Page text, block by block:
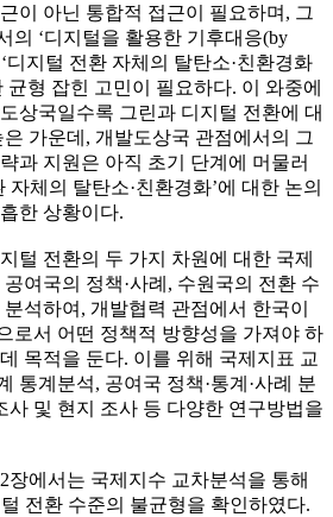
이 아닌 통합적 접근이 필요하며, 그
의 ‘디지털을 활용한 기후대응(by
디지털 전환 자체의 탈탄소·친환경화
균형 잡힌 고민이 필요하다. 이 와중에
상국일수록 그린과 디지털 전환에 대
가운데, 개발도상국 관점에서의 그
과 지원은 아직 초기 단계에 머물러
자체의 탈탄소·친환경화’에 대한 논의
한 상황이다.
털 전환의 두 가지 차원에 대한 국제
여국의 정책·사례, 수원국의 전환 수
석하여, 개발협력 관점에서 한국이
로서 어떤 정책적 방향성을 가져야 하
목적을 둔다. 이를 위해 국제지표 교
통계분석, 공여국 정책·통계·사례 분
사 및 현지 조사 등 다양한 연구방법을
장에서는 국제지수 교차분석을 통해
전환 수준의 불균형을 확인하였다.